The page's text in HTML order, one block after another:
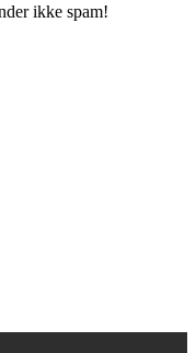
ikke spam!